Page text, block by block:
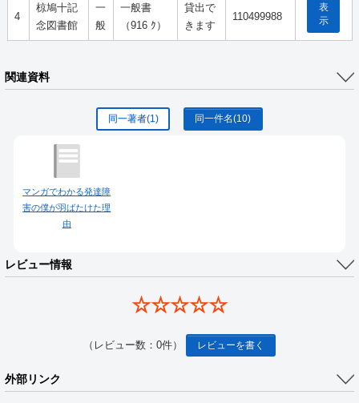
4
椋鳩十記
念図書館
一
般
一般書
（916 ｸ）
貸出で
きます
110499988
表
示
関連資料
同一著者(1) 同一件名(10)
マンガでわかる発達障
害の僕が羽ばたけた理
由
レビュー情報
☆☆☆☆☆
（レビュー数：0件） レビューを書く
外部リンク